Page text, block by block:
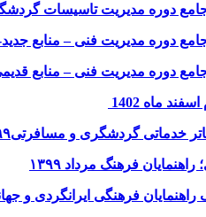
دوره مدیریت تاسیسات گردشگری
دوره مدیریت فنی – منابع جدید-
دوره مدیریت فنی – منابع قدیمی –
ماه 1402
خدماتی گردشگری و مسافرتی۱۳۹۹
فرهنگ مرداد ۱۳۹۹
فرهنگی ایرانگردی و